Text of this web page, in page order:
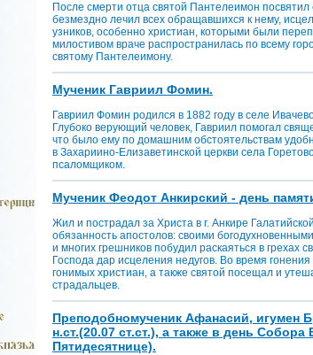
После смерти отца святой Пантелеимон
безмездно лечил всех обращавшихся к нему,
узников, особенно христиан, которыми были
милостивом враче распространилась по всему
святому Пантелеимону.
Мученик Гавриил Фомин.
Гавриил Фомин родился в 1882 году в селе
Глубоко верующий человек, Гавриил помогал
что было ему по домашним обстоятельствам
в Захариино-Елизаветинской церкви села
псаломщиком.
Мученик Феодот Анкирский - день
Жил и пострадал за Христа в г. Анкире
обязанность апостолов: своими
и многих грешников побудил раскаяться в грехах
Господа дар исцеления недугов. Во время
гонимых христиан, а также святой посещал и
страдальцев.
Преподобномученик Афанасий, игумен
н.ст.(20.07 ст.ст.), а также в день
Пятидесятнице).